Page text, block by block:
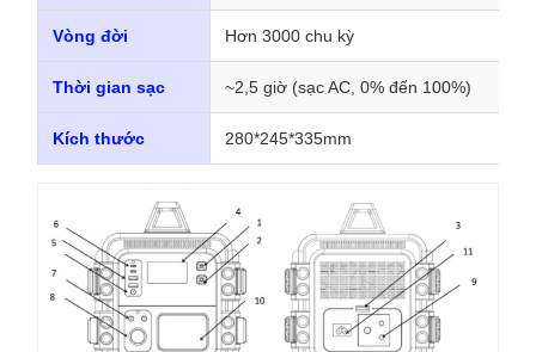
Vòng đời Hơn 3000 chu kỳ
Thời gian sạc ~2,5 giờ (sạc AC, 0% đến 100%)
Kích thước 280*245*335mm